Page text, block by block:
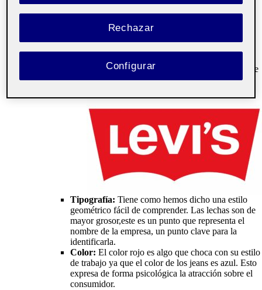
Nombre:Levi Strauss & Co.
Logotipo:Está compuesta por una tipografía
geométrica y sobre un fondo rojo, por eso se le
Su fondo en forma de murciélago o parte
trasera del bolsillo de los jean destaca como
Tipografía: Tiene como hemos dicho una estilo
geométrico fácil de comprender. Las lechas son de
mayor grosor,este es un punto que representa el
nombre de la empresa, un punto clave para la
identificarla.
Color: El color rojo es algo que choca con su estilo
de trabajo ya que el color de los jeans es azul. Esto
expresa de forma psicológica la atracción sobre el
consumidor.
Rechazar
Configurar